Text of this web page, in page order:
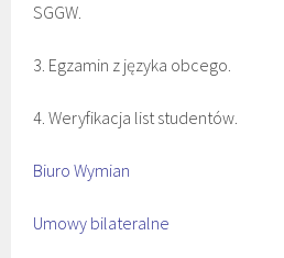
SGGW.
3. Egzamin z języka obcego.
4. Weryfikacja list studentów.
Biuro Wymian
Umowy bilateralne